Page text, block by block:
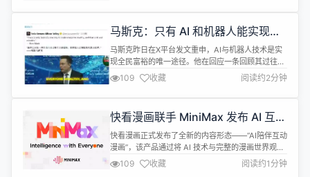
（ISC）设立并颁发，该组织鼓励更多企业通过开源
而是把各自开发的工具、代码、数据模型等共享到
内...
马斯克：只有 AI 和机器人能实现全
民富裕，将竭尽全力促成此事
马斯克昨日在X平台发文重申，AI与机器人技术是实
现全民富裕的唯一途径。他在回应一条回顾其过往言
论的推文时，再次强调了AI和机器人技术对人类经济
的决定性作用。面对视频中引用的观点，马斯克紧接
着补充道：“我正尽全力让这一切成为现实。” 值得注
初，马斯克分享了一段特斯拉人形机器人Optimus慢
跑的视频，并断言该技术能...
109 收藏 阅读约2分钟
快看漫画联手 MiniMax 发布 AI 互动
漫画
快看漫画正式发布了全新的内容形态——“AI陪伴互动
漫画”，该产品通过将 AI 技术与完整的漫画世界观深
度融合。 本次创新由MiniMax（稀宇科技）提供全
方位的技术支撑，MiniMax 已于12月21日正式通过
109 收藏 阅读约1分钟